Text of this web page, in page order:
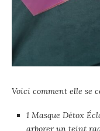
Voici comment elle se
1 Masque Détox
arborer un teint